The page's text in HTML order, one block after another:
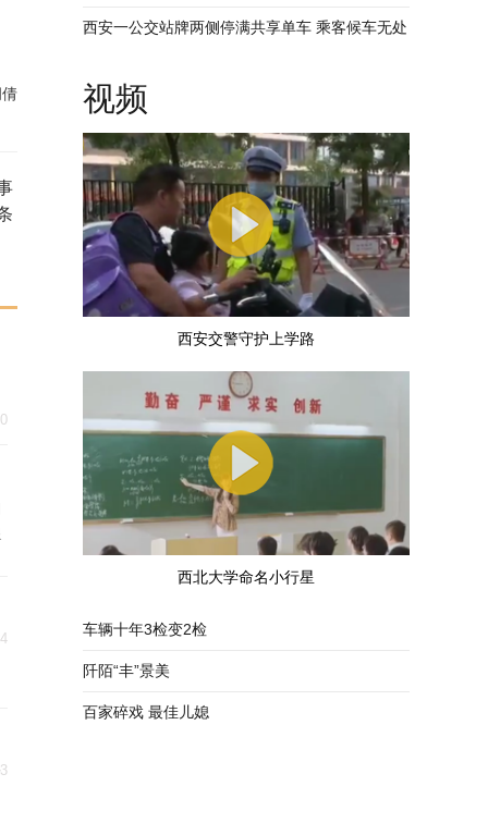
整改
驾驶人被记9分罚款200元
西安一公交站牌两侧停满共享单车 乘客候车无处
视频
西安交警守护上学路
西北大学命名小行星
车辆十年3检变2检
阡陌“丰”景美
百家碎戏 最佳儿媳